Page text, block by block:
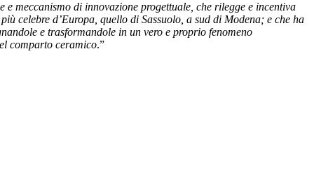
meccanismo di innovazione progettuale, che rilegge e incentiva
celebre d’Europa, quello di Sassuolo, a sud di Modena; e che ha
e trasformandole in un vero e proprio fenomeno
comparto ceramico.”